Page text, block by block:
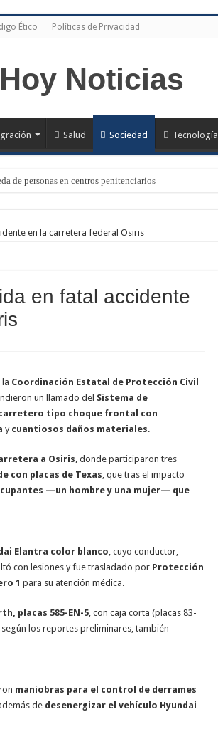
Ético Políticas de Privacidad
Salud Sociedad Tecnología
de personas en centros penitenciarios
en la carretera federal Osiris
en fatal accidente
Coordinación Estatal de Protección Civil
un llamado del Sistema de
tipo choque frontal con
y cuantiosos daños materiales.
a Osiris , donde participaron tres
con placas de Texas , que tras el impacto
—un hombre y una mujer— que
Elantra color blanco , cuyo conductor,
con lesiones y fue trasladado por Protección
1 para su atención médica.
placas 585-EN-5, con caja corta (placas 83-
según los reportes preliminares, también
maniobras para el control de derrames
de desenergizar el vehículo Hyundai